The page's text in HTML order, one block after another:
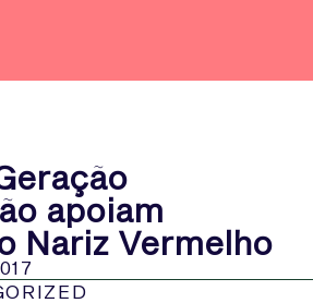
apoiam
Nariz Vermelho